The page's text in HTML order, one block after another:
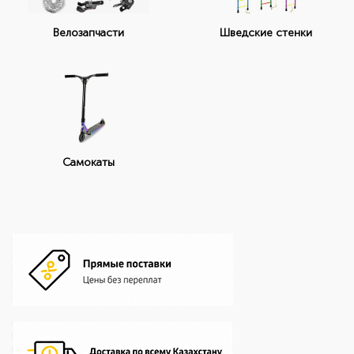
Шведские стенки